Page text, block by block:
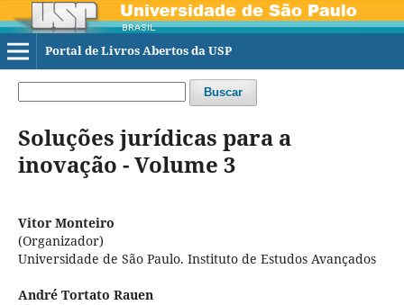
Portal de Livros Abertos da USP
Buscar
Soluções jurídicas para a
inovação - Volume 3
Vitor Monteiro
(Organizador)
Universidade de São Paulo. Instituto de Estudos Avançados
André Tortato Rauen